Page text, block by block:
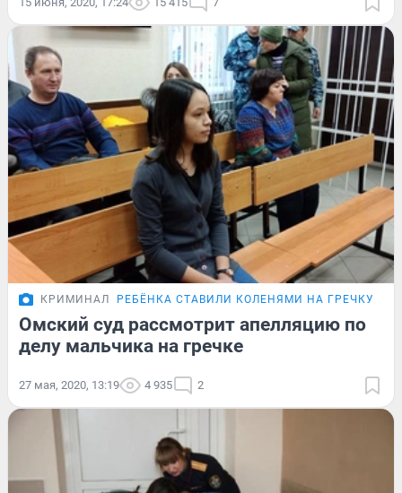
КРИМИНАЛ РЕБЁНКА СТАВИЛИ КОЛЕНЯМИ НА ГРЕЧКУ
Омский суд рассмотрит апелляцию по
делу мальчика на гречке
27 мая, 2020, 13:19 4 935 2